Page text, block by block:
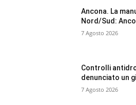
Ancona. La
Nord/Sud:
7 Agosto 2026
Controlli
denunciato un
7 Agosto 2026